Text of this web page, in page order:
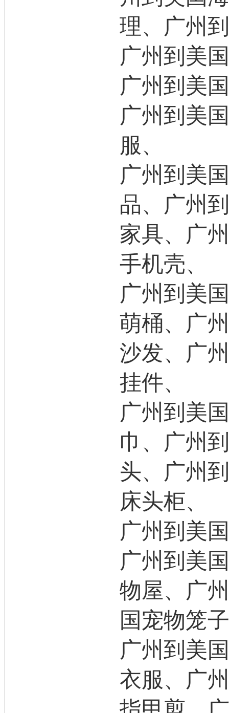
理、广州
广州到美
广州到美
广州到美
服、
广州到美
品、广州
家具、广
手机壳、
广州到美
萌桶、广
沙发、广
挂件、
广州到美
巾、广州
头、广州
床头柜、
广州到美
广州到美
物屋、广
国宠物笼
广州到美
衣服、广